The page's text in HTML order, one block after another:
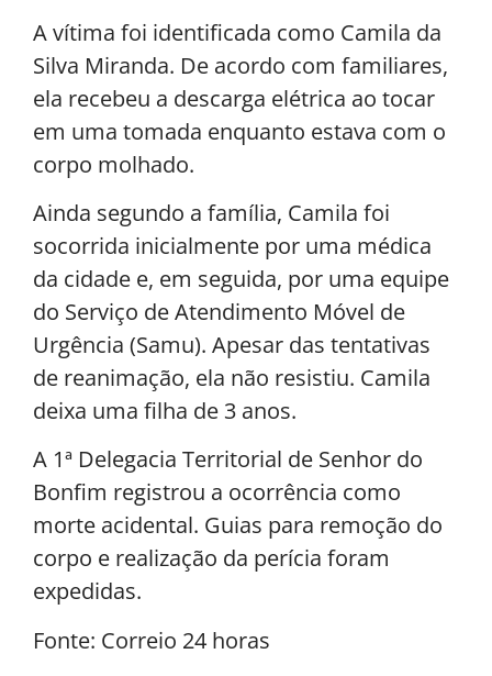
A vítima foi identificada como Camila da
Silva Miranda. De acordo com familiares,
ela recebeu a descarga elétrica ao tocar
em uma tomada enquanto estava com o
corpo molhado.
Ainda segundo a família, Camila foi
socorrida inicialmente por uma médica
da cidade e, em seguida, por uma equipe
do Serviço de Atendimento Móvel de
Urgência (Samu). Apesar das tentativas
de reanimação, ela não resistiu. Camila
deixa uma filha de 3 anos.
A 1ª Delegacia Territorial de Senhor do
Bonfim registrou a ocorrência como
morte acidental. Guias para remoção do
corpo e realização da perícia foram
expedidas.
Fonte: Correio 24 horas